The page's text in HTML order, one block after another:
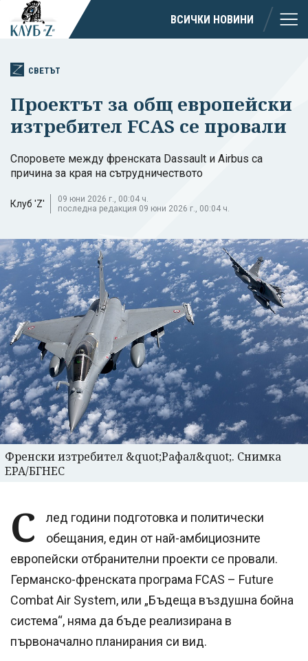
ВСИЧКИ НОВИНИ
СВЕТЪТ
Проектът за общ европейски
изтребител FCAS се провали
Споровете между френската Dassault и Airbus са
причина за края на сътрудничеството
Клуб 'Z'
09 юни 2026 г., 00:04 ч.
последна редакция 09 юни 2026 г., 00:04 ч.
Френски изтребител &quot;Рафал&quot;. Снимка
EPA/БГНЕС
С
лед години подготовка и политически
обещания, един от най-амбициозните
европейски отбранителни проекти се провали.
Германско-френската програма FCAS – Future
Combat Air System, или „Бъдеща въздушна бойна
система“, няма да бъде реализирана в
първоначално планирания си вид.